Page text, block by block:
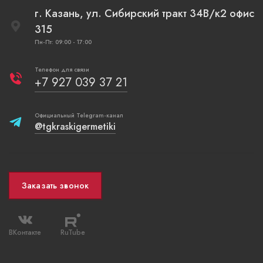
г. Казань, ул. Сибирский тракт 34В/к2 офис
315
Пн-Пт: 09:00 - 17:00
Телефон для связи
+7 927 039 37 21
Официальный Telegram-канал
@tgkraskigermetiki
Заказать звонок
ВКонтакте RuTube